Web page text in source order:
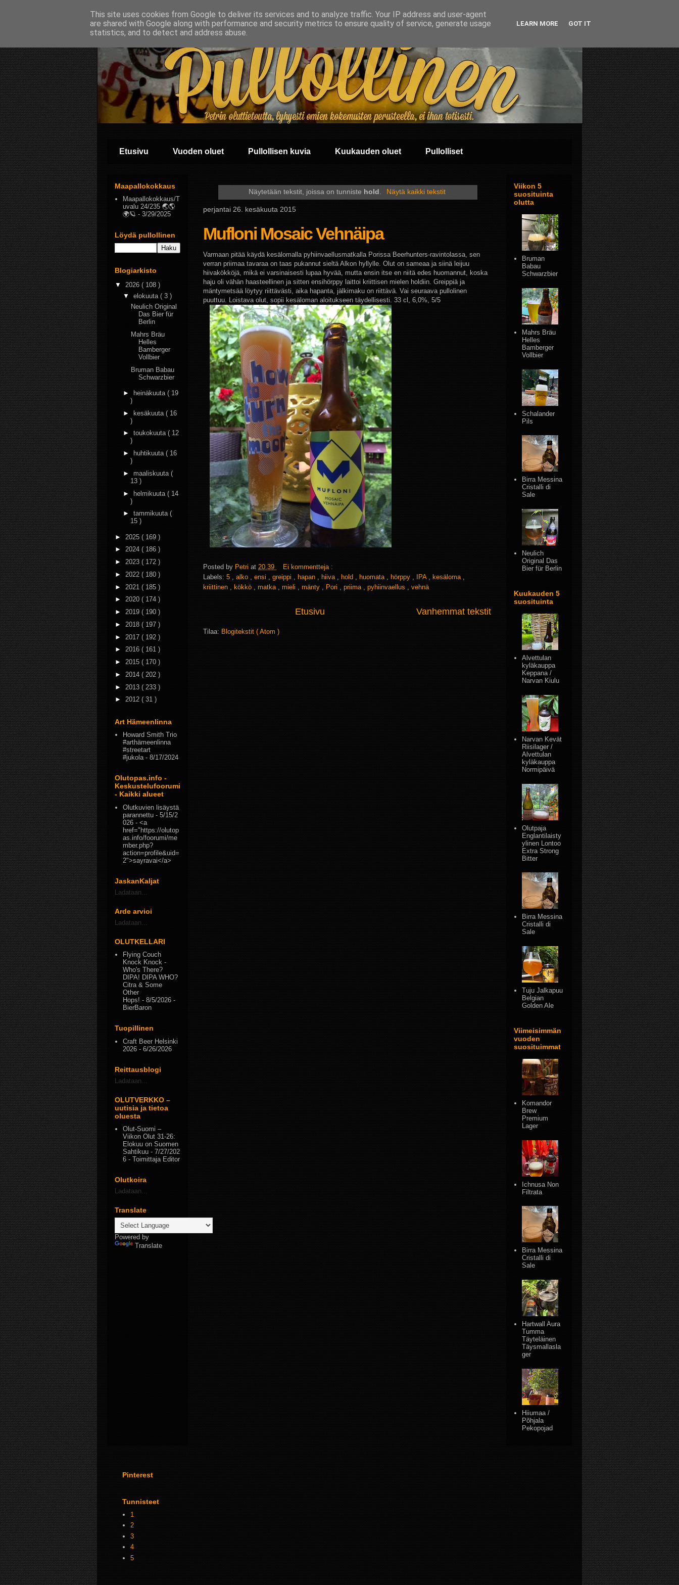
Etusivu Vuoden oluet Pullollisen kuvia Kuukauden oluet Pullolliset
Näytetään tekstit, joissa on tunniste hold. Näytä kaikki tekstit
perjantai 26. kesäkuuta 2015
Mufloni Mosaic Vehnäipa
Varmaan pitää käydä kesälomalla pyhiinvaellusmatkalla Porissa Beerhunters-ravintolassa, sen
verran priimaa tavaraa on taas pukannut sieltä Alkon hyllylle. Olut on sameaa ja siinä leijuu
hiivakökköjä, mikä ei varsinaisesti lupaa hyvää, mutta ensin itse en niitä edes huomannut, koska
haju oli vähän haasteellinen ja sitten ensihörppy laittoi kriittisen mielen holdiin. Greippiä ja
mäntymetsää löytyy riittävästi, aika hapanta, jälkimaku on riittävä. Vai seuraava pullolinen
puuttuu. Loistava olut, sopii kesäloman aloitukseen täydellisesti. 33 cl, 6,0%, 5/5
Posted by Petri at 20.39
Ei kommentteja :
Labels: 5 , alko , ensi , greippi , hapan , hiiva , hold , huomata , hörppy , IPA , kesäloma ,
kriittinen , kökkö , matka , mieli , mänty , Pori , priima , pyhiinvaellus , vehnä
Vanhemmat tekstit
Etusivu
Tilaa: Blogitekstit ( Atom )
Maapallokokkaus
Maapallokokkaus/T
uvalu 24/235 🌏🌎
🌍🪐 - 3/29/2025
Löydä pullollinen
Blogiarkisto
▼ 2026 ( 108 )
▼ elokuuta ( 3 )
Neulich Original
Das Bier für
Berlin
Mahrs Bräu
Helles
Bamberger
Vollbier
Bruman Babau
Schwarzbier
► heinäkuuta ( 19
)
► kesäkuuta ( 16
)
► toukokuuta ( 12
)
►
huhtikuuta ( 16
)
► maaliskuuta (
13 )
► helmikuuta ( 14
)
► tammikuuta (
15 )
► 2025 ( 169 )
► 2024 ( 186 )
► 2023 ( 172 )
► 2022 ( 180 )
► 2021 ( 185 )
► 2020 ( 174 )
► 2019 ( 190 )
► 2018 ( 197 )
► 2017 ( 192 )
► 2016 ( 161 )
► 2015 ( 170 )
► 2014 ( 202 )
► 2013 ( 233 )
► 2012 ( 31 )
Art Hämeenlinna
Howard Smith Trio
#arthämeenlinna
#streetart
#jukola- 8/17/2024
Olutopas.info -
Keskustelufoorumi
- Kaikki alueet
Olutkuvien lisäystä
parannettu - 5/15/2
026 - <a
href="https://olutop
as.info/foorumi/me
mber.php?
action=profile&uid=
2">sayravai</a>
JaskanKaljat
Ladataan...
Arde arvioi
Ladataan...
OLUTKELLARI
Flying Couch
Knock Knock -
Who's There?
DIPA! DIPA WHO?
Citra & Some
Other
Hops! - 8/5/2026 -
BierBaron
Tuopillinen
Craft Beer Helsinki
2026 - 6/26/2026
Reittausblogi
Ladataan...
OLUTVERKKO –
uutisia ja tietoa
oluesta
Olut-Suomi –
Viikon Olut 31-26:
Elokuu on Suomen
Sahtikuu - 7/27/202
6 - Toimittaja Editor
Olutkoira
Ladataan...
Translate
Powered by
Translate
Viikon 5
suosituinta
olutta
Bruman
Babau
Schwarzbier
Mahrs Bräu
Helles
Bamberger
Vollbier
Schalander
Pils
Birra Messina
Cristalli di
Sale
Neulich
Original Das
Bier für Berlin
Kuukauden 5
suosituinta
Alvettulan
kyläkauppa
Keppana /
Narvan Kiulu
Narvan Kevät
Riisilager /
Alvettulan
kyläkauppa
Normipäivä
Olutpaja
Englantilaisty
ylinen Lontoo
Extra Strong
Bitter
Birra Messina
Cristalli di
Sale
Tuju Jalkapuu
Belgian
Golden Ale
Viimeisimmän
vuoden
suosituimmat
Komandor
Brew
Premium
Lager
Ichnusa Non
Filtrata
Birra Messina
Cristalli di
Sale
Hartwall Aura
Tumma
Täyteläinen
Täysmallasla
ger
Hiiumaa /
Põhjala
Pekopojad
Pinterest
Tunnisteet
1
2
3
4
5
This site uses cookies from Google to deliver its services and to analyze traffic. Your IP address and user-agent
are shared with Google along with performance and security metrics to ensure quality of service, generate usage
statistics, and to detect and address abuse.
LEARN MORE GOT IT